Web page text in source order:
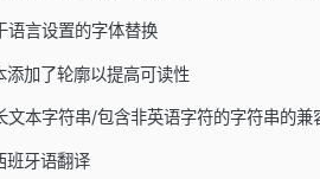
语言设置的字体替换
添加了轮廓以提高可读性
文本字符串/包含非英语字符的字符串的兼
班牙语翻译